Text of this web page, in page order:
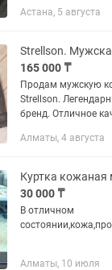
Астана, 5 августа
165 000 ₸
Продам мужскую
Strellson.
бренд. Отличное
классический
Алматы, 4 августа
Куртка кожаная
30 000 ₸
В отличном
Алматы, 10 июля